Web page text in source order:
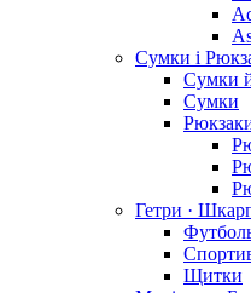
Сумки і
Сумки й
Сумки
Гетри ·
Щитки